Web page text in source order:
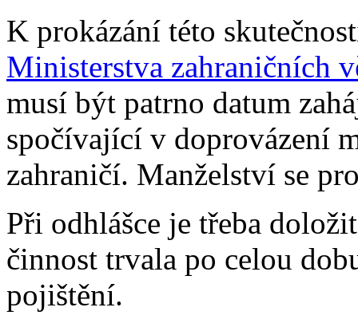
K prokázání této
Ministerstva zahraničních
musí být patrno datum
spočívající v doprovázení
zahraničí. Manželství se
Při odhlášce je třeba
činnost trvala po celou
pojištění.